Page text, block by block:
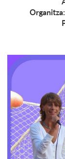
Organitza: